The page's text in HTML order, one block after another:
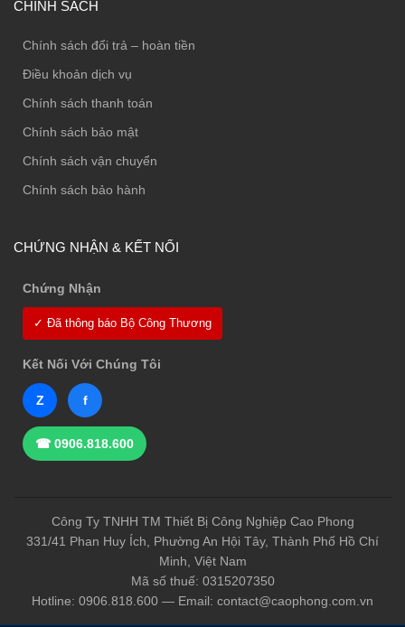
CHÍNH SÁCH
Chính sách đổi trả – hoàn tiền
Điều khoản dịch vụ
Chính sách thanh toán
Chính sách bảo mật
Chính sách vận chuyển
Chính sách bảo hành
CHỨNG NHẬN & KẾT NỐI
Chứng Nhận
✓ Đã thông báo Bộ Công Thương
Kết Nối Với Chúng Tôi
Z f
☎ 0906.818.600
Công Ty TNHH TM Thiết Bị Công Nghiệp Cao Phong
331/41 Phan Huy Ích, Phường An Hội Tây, Thành Phố Hồ Chí
Minh, Việt Nam
Mã số thuế: 0315207350
Hotline: 0906.818.600 — Email: contact@caophong.com.vn